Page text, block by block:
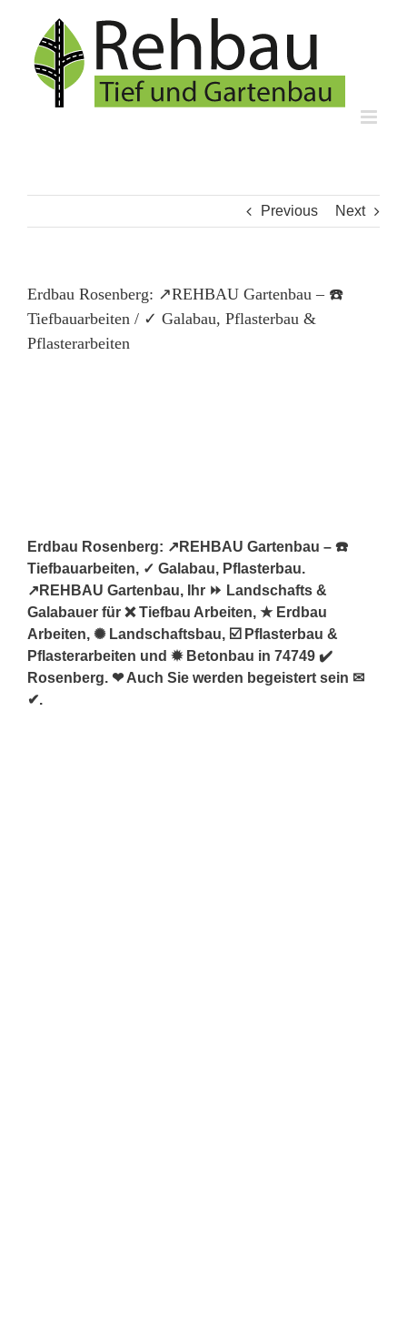
content
Previous Next
Erdbau Rosenberg: ↗️REHBAU Gartenbau – ☎️
Tiefbauarbeiten / ✓ Galabau, Pflasterbau &
Pflasterarbeiten
Erdbau Rosenberg: ↗️REHBAU Gartenbau – ☎️
Tiefbauarbeiten, ✓ Galabau, Pflasterbau.
↗️REHBAU Gartenbau, Ihr ⏩ Landschafts &
Galabauer für ❌ Tiefbau Arbeiten, ★ Erdbau
Arbeiten, ✺ Landschaftsbau, ☑️ Pflasterbau &
Pflasterarbeiten und ✹ Betonbau in 74749 ✔️
Rosenberg. ❤ Auch Sie werden begeistert sein ✉
✔.